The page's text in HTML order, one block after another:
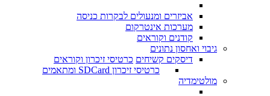
אביזרים ומנעולים לבקרות כניסה
מערכות אינטרקום
קודנים וקוראים
גיבוי ואחסון נתונים
דיסקים קשיחים כרטיסי זיכרון וקוראים
כרטיסי זיכרון SDCard ומתאמים
מולטימדיה